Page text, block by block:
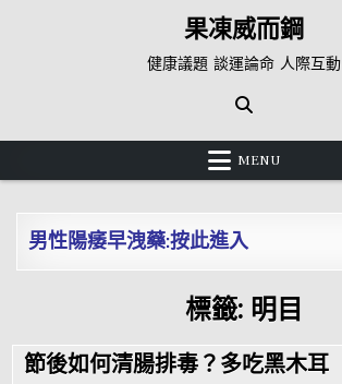
果凍威而鋼
健康議題 談運論命 人際互動
MENU
男性陽痿早洩藥:按此進入
標籤: 明目
節後如何清腸排毒？多吃黑木耳